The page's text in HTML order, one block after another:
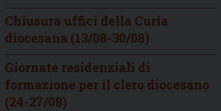
Chiusura uffici della Curia
diocesana (13/08-30/08)
Giornate residenziali di
formazione per il clero diocesano
(24-27/08)